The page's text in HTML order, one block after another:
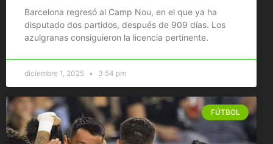
Barcelona regresó al Camp Nou, en el que ya ha
disputado dos partidos, después de 909 días. Los
azulgranas consiguieron la licencia pertinente.
diciembre 1, 2025 3:54 pm
FÚTBOL